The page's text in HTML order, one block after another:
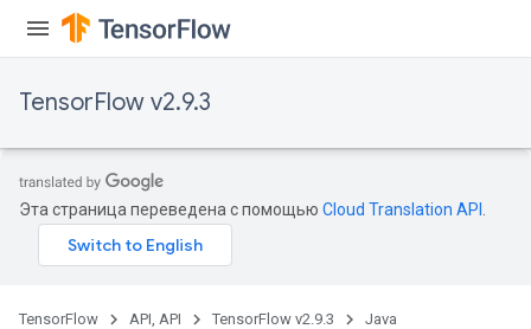
TensorFlow v2.9.3
Эта страница переведена с помощью Cloud Translation API
TensorFlow API, API TensorFlow v2.9.3 Java